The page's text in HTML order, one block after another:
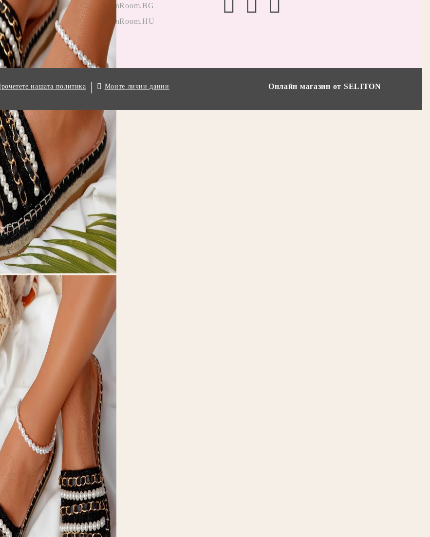
на
OneFashionRoom.BG
OneFashionRoom.HU
нашата политика Моите лични данни Онлайн магазин от SELITON